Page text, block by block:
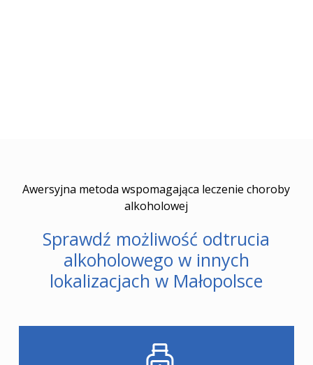
Awersyjna metoda wspomagająca leczenie choroby
alkoholowej
Sprawdź możliwość odtrucia
alkoholowego w innych
lokalizacjach w Małopolsce